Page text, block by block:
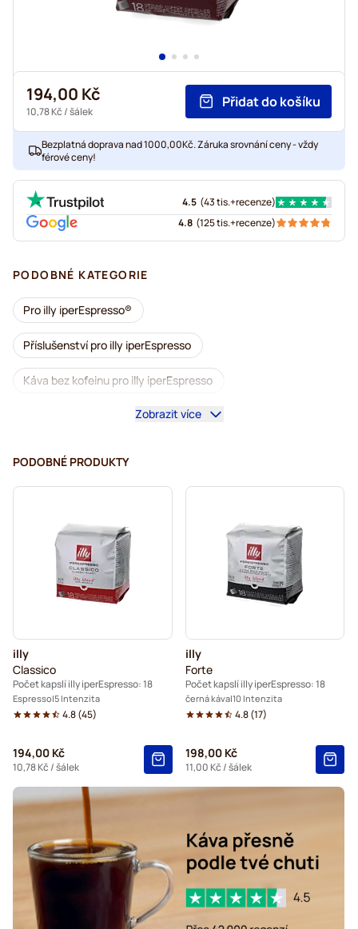
194,00 Kč
10,78 Kč / šálek
Přidat do košíku
Bezplatná doprava nad 1000,00Kč. Záruka srovnání ceny - vždy
férové ceny!
4.5 (43 tis.+recenze)
4.8 (125 tis.+recenze)
PODOBNÉ KATEGORIE
Pro illy iperEspresso®
Příslušenství pro illy iperEspresso
Káva bez kofeinu pro illy iperEspresso
Odvápnění a údržba pro illy IperEspresso
Kapsle pro illy iperEspresso®
Zobrazit více
PODOBNÉ PRODUKTY
illy
Classico
Počet kapslí illy iperEspresso: 18
Espresso 5 Intenzita
4.8(45)
194,00 Kč
10,78 Kč / šálek
illy
Forte
Počet kapslí illy iperEspresso: 18
černá káva 10 Intenzita
4.8(17)
198,00 Kč
11,00 Kč / šálek